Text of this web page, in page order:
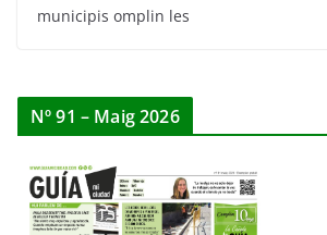
municipis omplin les
Nº 91 – Maig 2026